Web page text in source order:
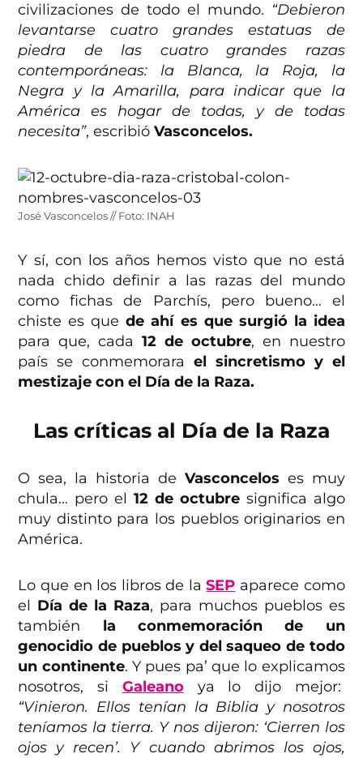
civilizaciones de todo el mundo. “Debieron
levantarse cuatro grandes estatuas de
piedra de las cuatro grandes razas
contemporáneas: la Blanca, la Roja, la
Negra y la Amarilla, para indicar que la
América es hogar de todas, y de todas
necesita”, escribióVasconcelos.
José Vasconcelos // Foto: INAH
Y sí, con los años hemos visto que no está
nada chido definir a las razas del mundo
como fichas de Parchís, pero bueno… el
chiste es quede ahí es que surgió la idea
para que, cada12 de octubre, en nuestro
país se conmemorara el sincretismo y el
mestizaje con el Día de la Raza.
Las críticas al Día de la Raza
O sea, la historia de Vasconcelos es muy
chula… pero el12 de octubresignifica algo
muy distinto para los pueblos originarios en
América.
Lo que en los libros de laSEP aparece como
el Día de la Raza, para muchos pueblos es
también la conmemoración de un
genocidio de pueblos y del saqueo de todo
un continente. Y pues pa’ que lo explicamos
nosotros, si Galeanoya lo dijo mejor:
“Vinieron. Ellos tenían la Biblia y nosotros
teníamos la tierra. Y nos dijeron: ‘Cierren los
ojos y recen’. Y cuando abrimos los ojos,